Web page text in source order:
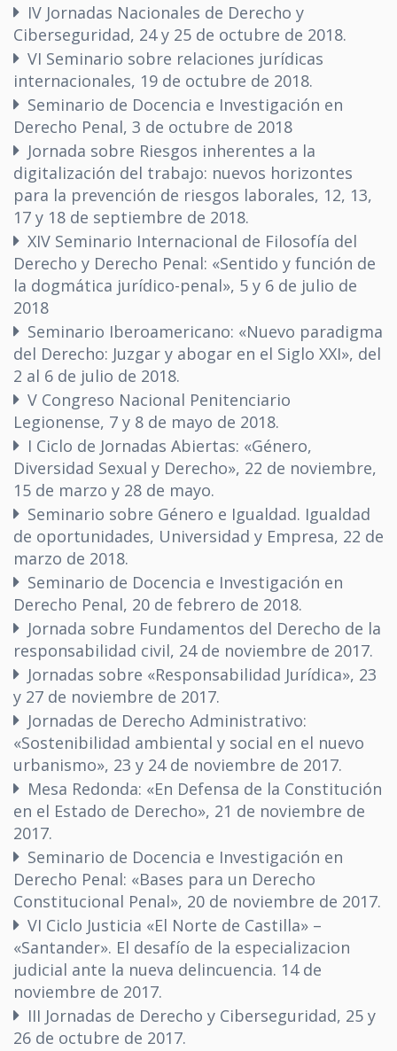
IV Jornadas Nacionales de Derecho y
Ciberseguridad, 24 y 25 de octubre de 2018.
VI Seminario sobre relaciones jurídicas
internacionales, 19 de octubre de 2018.
Seminario de Docencia e Investigación en
Derecho Penal, 3 de octubre de 2018
Jornada sobre Riesgos inherentes a la
digitalización del trabajo: nuevos horizontes
para la prevención de riesgos laborales, 12, 13,
17 y 18 de septiembre de 2018.
XIV Seminario Internacional de Filosofía del
Derecho y Derecho Penal: «Sentido y función de
la dogmática jurídico-penal», 5 y 6 de julio de
2018
Seminario Iberoamericano: «Nuevo paradigma
del Derecho: Juzgar y abogar en el Siglo XXI», del
2 al 6 de julio de 2018.
V Congreso Nacional Penitenciario
Legionense, 7 y 8 de mayo de 2018.
I Ciclo de Jornadas Abiertas: «Género,
Diversidad Sexual y Derecho», 22 de noviembre,
15 de marzo y 28 de mayo.
Seminario sobre Género e Igualdad. Igualdad
de oportunidades, Universidad y Empresa, 22 de
marzo de 2018.
Seminario de Docencia e Investigación en
Derecho Penal, 20 de febrero de 2018.
Jornada sobre Fundamentos del Derecho de la
responsabilidad civil, 24 de noviembre de 2017.
Jornadas sobre «Responsabilidad Jurídica», 23
y 27 de noviembre de 2017.
Jornadas de Derecho Administrativo:
«Sostenibilidad ambiental y social en el nuevo
urbanismo», 23 y 24 de noviembre de 2017.
Mesa Redonda: «En Defensa de la Constitución
en el Estado de Derecho», 21 de noviembre de
2017.
Seminario de Docencia e Investigación en
Derecho Penal: «Bases para un Derecho
Constitucional Penal», 20 de noviembre de 2017.
VI Ciclo Justicia «El Norte de Castilla» –
«Santander». El desafío de la especializacion
judicial ante la nueva delincuencia. 14 de
noviembre de 2017.
III Jornadas de Derecho y Ciberseguridad, 25 y
26 de octubre de 2017.